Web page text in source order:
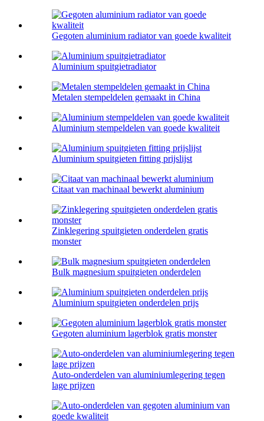
Gegoten aluminium radiator van goede kwaliteit
Aluminium spuitgietradiator
Metalen stempeldelen gemaakt in China
Aluminium stempeldelen van goede kwaliteit
Aluminium spuitgieten fitting prijslijst
Citaat van machinaal bewerkt aluminium
Zinklegering spuitgieten onderdelen gratis
monster
Bulk magnesium spuitgieten onderdelen
Aluminium spuitgieten onderdelen prijs
Gegoten aluminium lagerblok gratis monster
Auto-onderdelen van aluminiumlegering tegen
lage prijzen